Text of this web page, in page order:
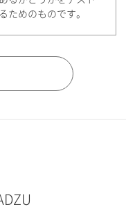
ためのものです。